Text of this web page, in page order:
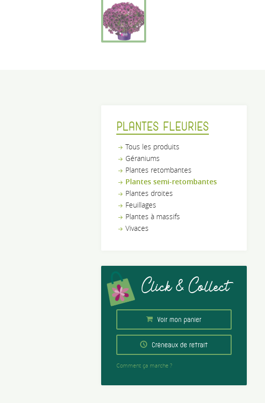
PLANTES FLEURIES
Tous les produits
Géraniums
Plantes retombantes
Plantes semi-retombantes
Plantes droites
Feuillages
Plantes à massifs
Vivaces
Click & Collect
Voir mon panier
Créneaux de retrait
Comment ça marche ?